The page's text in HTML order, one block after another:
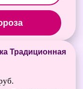
Традиционная